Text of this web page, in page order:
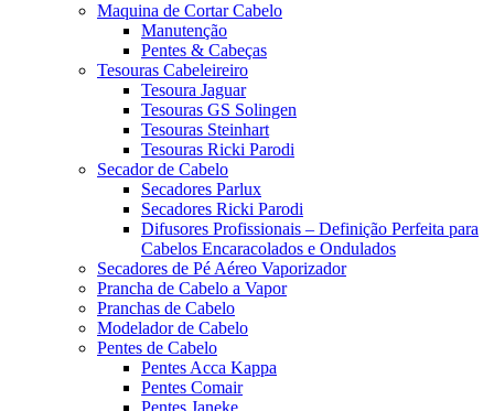
Maquina de Cortar Cabelo
Manutenção
Pentes & Cabeças
Tesouras Cabeleireiro
Tesoura Jaguar
Tesouras GS Solingen
Tesouras Steinhart
Tesouras Ricki Parodi
Secador de Cabelo
Secadores Parlux
Secadores Ricki Parodi
Difusores Profissionais – Definição Perfeita para
Cabelos Encaracolados e Ondulados
Secadores de Pé Aéreo Vaporizador
Prancha de Cabelo a Vapor
Pranchas de Cabelo
Modelador de Cabelo
Pentes de Cabelo
Pentes Acca Kappa
Pentes Comair
Pentes Janeke